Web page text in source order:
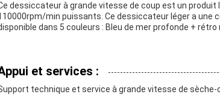
dessiccateur à grande vitesse de coup est un
min puissants. Ce dessiccateur léger a une
dans 5 couleurs : Bleu de mer profonde +
et services :
technique et service à grande vitesse de sèche-